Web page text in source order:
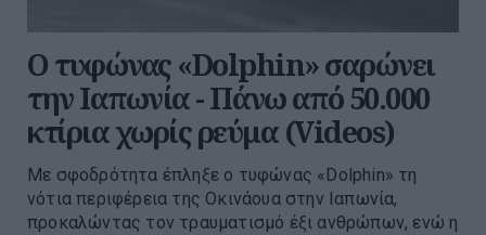
Ο τυφώνας «Dolphin» σαρώνει
την Ιαπωνία - Πάνω από 50.000
κτίρια χωρίς ρεύμα (Videos)
Με σφοδρότητα έπληξε ο τυφώνας «Dolphin» τη
νότια περιφέρεια της Οκινάουα στην Ιαπωνία,
προκαλώντας τον τραυματισμό έξι ανθρώπων, ενώ η